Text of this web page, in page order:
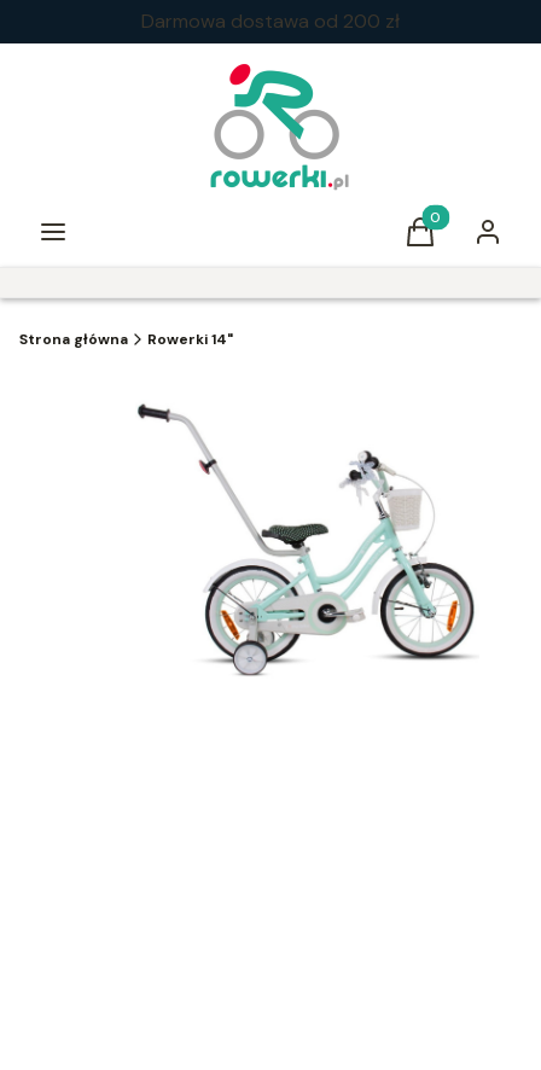
Darmowa dostawa od 200 zł
Menu Produkty w
Koszyk Zaloguj
Strona główna Rowerki 14"